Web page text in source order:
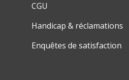
CGU
Handicap & réclamations
Enquêtes de satisfaction